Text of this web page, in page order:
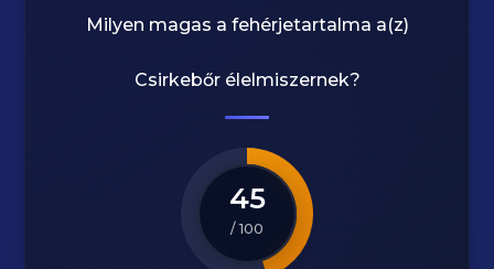
Milyen magas a fehérjetartalma a(z)
Csirkebőrélelmiszernek?
45
/ 100